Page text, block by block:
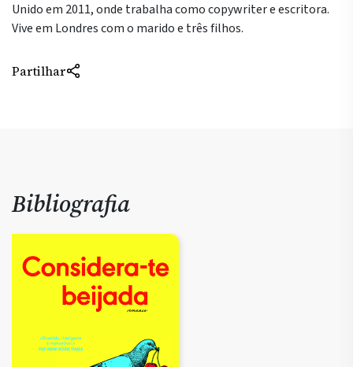
Unido em 2011, onde trabalha como copywriter e escritora.
Vive em Londres com o marido e três filhos.
Partilhar
Bibliografia